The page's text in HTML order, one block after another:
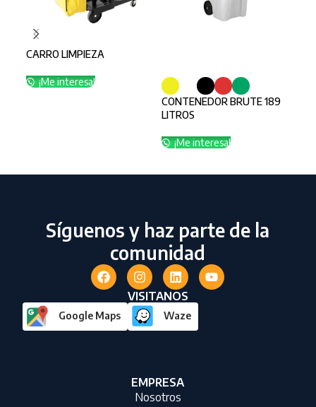
CARRO LIMPIEZA
¡Me interesa!
CONTENEDOR BRUTE 189
LITROS
¡Me interesa!
Síguenos y haz parte de la
comunidad
VISITANOS
Google Maps Waze
EMPRESA
Nosotros